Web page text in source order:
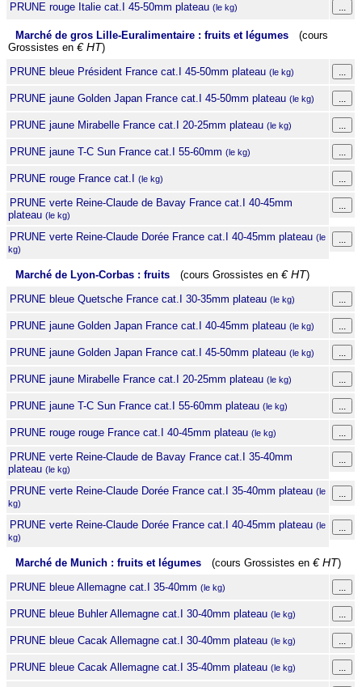
PRUNE rouge Italie cat.I 45-50mm plateau (le kg)
Marché de gros Lille-Euralimentaire : fruits et légumes
(cours
Grossistes en € HT)
PRUNE bleue Président France cat.I 45-50mm plateau (le kg)
PRUNE jaune Golden Japan France cat.I 45-50mm plateau (le kg)
PRUNE jaune Mirabelle France cat.I 20-25mm plateau (le kg)
PRUNE jaune T-C Sun France cat.I 55-60mm (le kg)
PRUNE rouge France cat.I (le kg)
PRUNE verte Reine-Claude de Bavay France cat.I 40-45mm
plateau (le kg)
PRUNE verte Reine-Claude Dorée France cat.I 40-45mm plateau (le
kg)
Marché de Lyon-Corbas : fruits (cours Grossistes en € HT)
PRUNE bleue Quetsche France cat.I 30-35mm plateau (le kg)
PRUNE jaune Golden Japan France cat.I 40-45mm plateau (le kg)
PRUNE jaune Golden Japan France cat.I 45-50mm plateau (le kg)
PRUNE jaune Mirabelle France cat.I 20-25mm plateau (le kg)
PRUNE jaune T-C Sun France cat.I 55-60mm plateau (le kg)
PRUNE rouge rouge France cat.I 40-45mm plateau (le kg)
PRUNE verte Reine-Claude de Bavay France cat.I 35-40mm
plateau (le kg)
PRUNE verte Reine-Claude Dorée France cat.I 35-40mm plateau (le
kg)
PRUNE verte Reine-Claude Dorée France cat.I 40-45mm plateau (le
kg)
Marché de Munich : fruits et légumes (cours Grossistes en € HT)
PRUNE bleue Allemagne cat.I 35-40mm (le kg)
PRUNE bleue Buhler Allemagne cat.I 30-40mm plateau (le kg)
PRUNE bleue Cacak Allemagne cat.I 30-40mm plateau (le kg)
PRUNE bleue Cacak Allemagne cat.I 35-40mm plateau (le kg)